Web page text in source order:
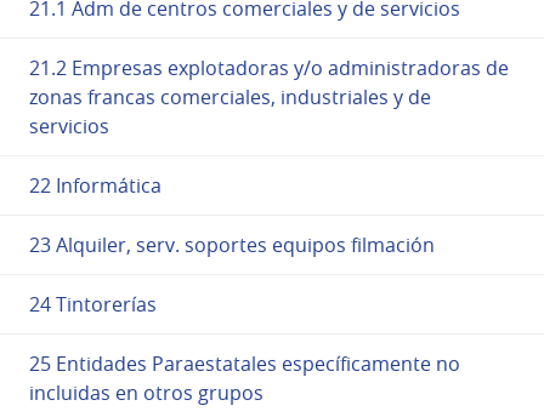
21.1 Adm de centros comerciales y de servicios
21.2 Empresas explotadoras y/o administradoras de
zonas francas comerciales, industriales y de
servicios
22 Informática
23 Alquiler, serv. soportes equipos filmación
24 Tintorerías
25 Entidades Paraestatales específicamente no
incluidas en otros grupos